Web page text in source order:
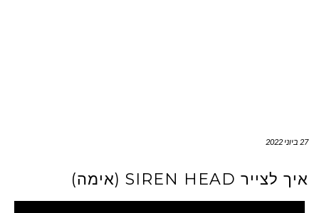
27 ביוני 2022
איך לצייר SIREN HEAD (אימה)